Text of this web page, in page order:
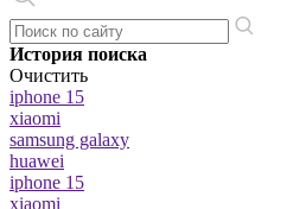
История поиска
Очистить
iphone 15
xiaomi
samsung galaxy
huawei
iphone 15
xiaomi